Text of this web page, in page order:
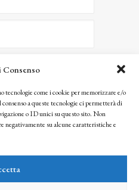
Consenso
come i cookie per memorizzare e/o
a queste tecnologie ci permetterà di
o ID unici su questo sito. Non
negativamente su alcune caratteristiche e
tue informazioni saranno trattate
e dell’Istituto Matteucci